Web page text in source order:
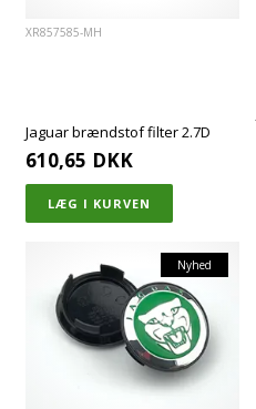
XR857585-MH
Jaguar brændstof filter 2.7D
610,65 DKK
Nyhed